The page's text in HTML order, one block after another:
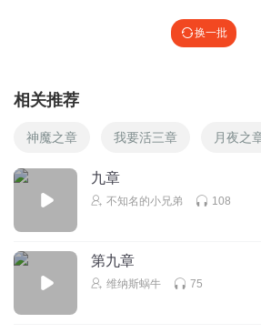
换一批
相关推荐
神魔之章 我要活三章 月夜之
九章
不知名的小兄弟 108
第九章
维纳斯蜗牛 75